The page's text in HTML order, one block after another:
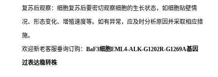
复苏后观察：细胞复苏后要密切观察细胞的生长状态，如细胞贴壁情
况、形态变化、增殖速度等。如有异常，应及时分析原因并采取相应措
施。
欢迎新老客服垂询订购： BaF3细胞EML4-ALK-G1202R-G1269A基因
过表达稳转株